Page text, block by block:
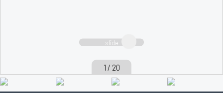
slide
1 / 20